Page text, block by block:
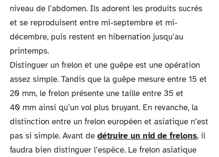
niveau de l’abdomen. Ils adorent les produits sucrés
et se reproduisent entre mi-septembre et mi-
décembre, puis restent en hibernation jusqu’au
printemps.
Distinguer un frelon et une guêpe est une opération
assez simple. Tandis que la guêpe mesure entre 15 et
20 mm, le frelon présente une taille entre 35 et
40 mm ainsi qu’un vol plus bruyant. En revanche, la
distinction entre un frelon européen et asiatique n’est
pas si simple. Avant de détruire un nid de frelons, il
faudra bien distinguer l’espèce. Le frelon asiatique